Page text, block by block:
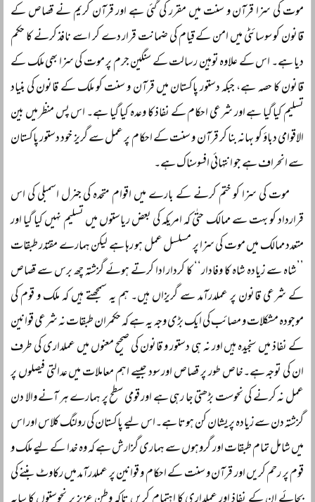
موت کی سزا قرآن و سنت میں مقرر کی گئی ہے اور قرآن کریم نے قصاص کے
قانون کو سوسائٹی میں امن کے قیام کی ضمانت قرار دے کر اسے نافذ کرنے کا حکم
دیا ہے۔ اس کے علاوہ توہین رسالت کے سنگین جرم پر موت کی سزا بھی ملک کے
قانون کا حصہ ہے، جبکہ دستور پاکستان میں قرآن و سنت کو ملک کے قانون کی بنیاد
تسلیم کیا گیا ہے اور شرعی احکام کے نفاذ کا وعدہ کیا گیا ہے۔ اس پس منظر میں بین
الاقوامی دباؤ کو بہانہ بنا کر قرآن و سنت کے احکام پر عمل سے گریز خود دستور پاکستان
سے انحراف ہے جو انتہائی افسوسناک ہے۔
موت کی سزا کو ختم کرنے کے بارے میں اقوام متحدہ کی جنرل اسمبلی کی اس
قرارداد کو بہت سے ممالک حتٰی کہ امریکہ کی بعض ریاستوں میں تسلیم نہیں کیا گیا اور
متعدد ممالک میں موت کی سزا پر مسلسل عمل ہو رہا ہے لیکن ہمارے مقتدر طبقات
’’شاہ سے زیادہ شاہ کا وفادار‘‘ کا کردار ادا کرتے ہوئے گزشتہ چھ برس سے قصاص
کے شرعی قانون پر عملدرآمد سے گریزاں ہیں۔ ہم یہ سمجھتے ہیں کہ ملک و قوم کی
موجودہ مشکلات و مصائب کی ایک بڑی وجہ یہ ہے کہ حکمران طبقات نہ شرعی قوانین
کے نفاذ میں سنجیدہ ہیں اور نہ ہی دستور و قانون کی صحیح معنوں میں عملداری کی طرف
ان کی توجہ ہے۔خاص طور پر قصاص اور سود جیسے اہم معاملات میں عدالتی فیصلوں پر
عمل نہ کرنے کی نحوست بڑھتی جا رہی ہے اور قومی سطح پر ہمارے ہر آنے والا دن
گزشتہ دن سے زیادہ پریشان کن ہوتا ہے۔اس لیے پاکستان کی رولنگ کلاس اور اس
میں شامل تمام طبقات اور گروہوں سے ہماری گزارش ہے کہ وہ خدا کے لیے ملک و
قوم پر رحم کریں اور قرآن و سنت کے احکام و قوانین پر عملدرآمد میں رکاوٹ بننے کی